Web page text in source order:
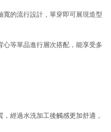
的流行設計，單穿即可展現造型
等單品進行層次搭配，能享受多
經過水洗加工後觸感更加舒適，